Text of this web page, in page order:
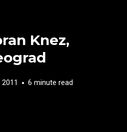
Knez,
6 minute read